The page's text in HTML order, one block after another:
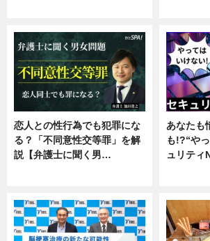
恋人との性行為でも犯罪にな
る？「不同意性交等罪」を解
説【弁護士に聞く男…
あなたも
も!?“や
ュリテ